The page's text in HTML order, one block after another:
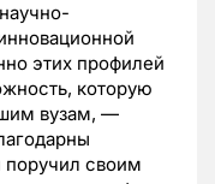
этих профилей
которую
вузам, —
своим